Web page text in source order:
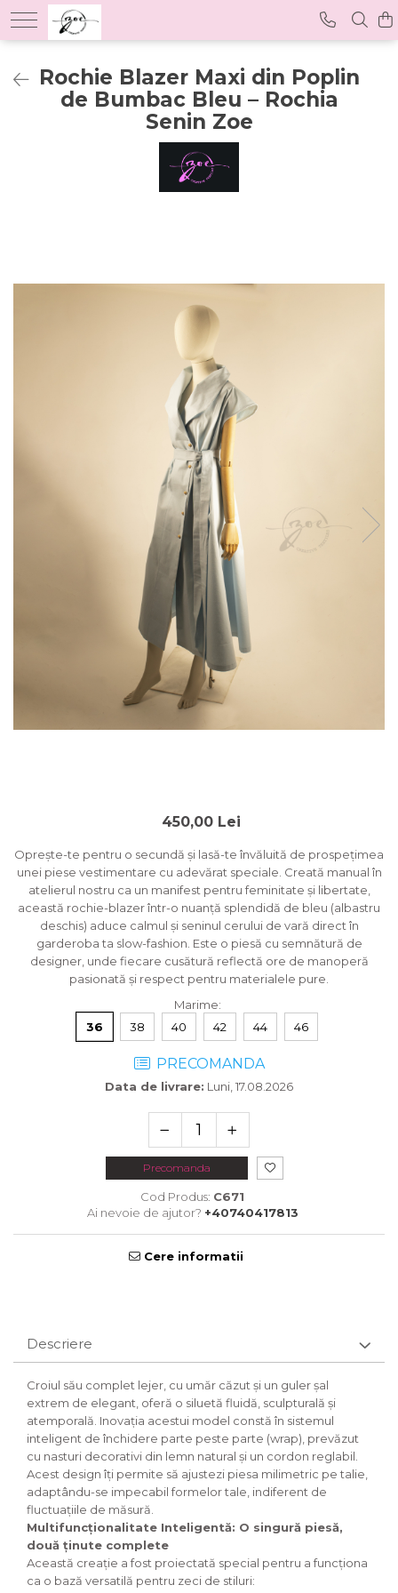
Rochie Blazer Maxi din Poplin
de Bumbac Bleu – Rochia
Senin Zoe
450,00 Lei
Oprește-te pentru o secundă și lasă-te învăluită de prospețimea
unei piese vestimentare cu adevărat speciale. Creată manual în
atelierul nostru ca un manifest pentru feminitate și libertate,
această rochie-blazer într-o nuanță splendidă de bleu (albastru
deschis) aduce calmul și seninul cerului de vară direct în
garderoba ta slow-fashion. Este o piesă cu semnătură de
designer, unde fiecare cusătură reflectă ore de manoperă
pasionată și respect pentru materialele pure.
Marime:
36
38 40 42 44 46
PRECOMANDA
Data de livrare: Luni, 17.08.2026
Precomanda
Cod Produs: C671
Ai nevoie de ajutor? +40740417813
Cere informatii
Descriere
Croiul său complet lejer, cu umăr căzut și un guler șal
extrem de elegant, oferă o siluetă fluidă, sculpturală și
atemporală. Inovația acestui model constă în sistemul
inteligent de închidere parte peste parte (wrap), prevăzut
cu nasturi decorativi din lemn natural și un cordon reglabil.
Acest design îți permite să ajustezi piesa milimetric pe talie,
adaptându-se impecabil formelor tale, indiferent de
fluctuațiile de măsură.
Multifuncționalitate Inteligentă: O singură piesă,
două ținute complete
Această creație a fost proiectată special pentru a funcționa
ca o bază versatilă pentru zeci de stiluri: